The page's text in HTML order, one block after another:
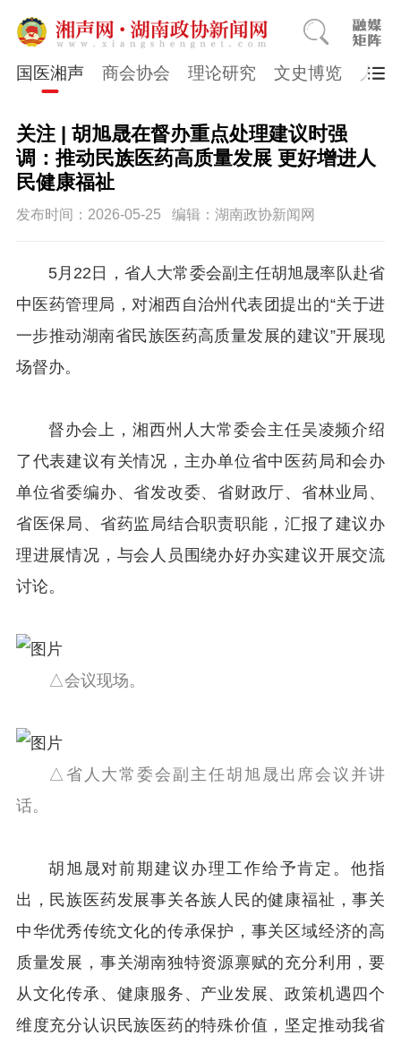
国医湘声 商会协会 理论研究 文史博览 人物
关注 | 胡旭晟在督办重点处理建议时强
调：推动民族医药高质量发展 更好增进人
民健康福祉
发布时间：2026-05-25 编辑：湖南政协新闻网
5月22日，省人大常委会副主任胡旭晟率队赴省
中医药管理局，对湘西自治州代表团提出的“关于进
一步推动湖南省民族医药高质量发展的建议”开展现
场督办。
督办会上，湘西州人大常委会主任吴凌频介绍
了代表建议有关情况，主办单位省中医药局和会办
单位省委编办、省发改委、省财政厅、省林业局、
省医保局、省药监局结合职责职能，汇报了建议办
理进展情况，与会人员围绕办好办实建议开展交流
讨论。
△会议现场。
△省人大常委会副主任胡旭晟出席会议并讲
话。
胡旭晟对前期建议办理工作给予肯定。他指
出，民族医药发展事关各族人民的健康福祉，事关
中华优秀传统文化的传承保护，事关区域经济的高
质量发展，事关湖南独特资源禀赋的充分利用，要
从文化传承、健康服务、产业发展、政策机遇四个
维度充分认识民族医药的特殊价值，坚定推动我省